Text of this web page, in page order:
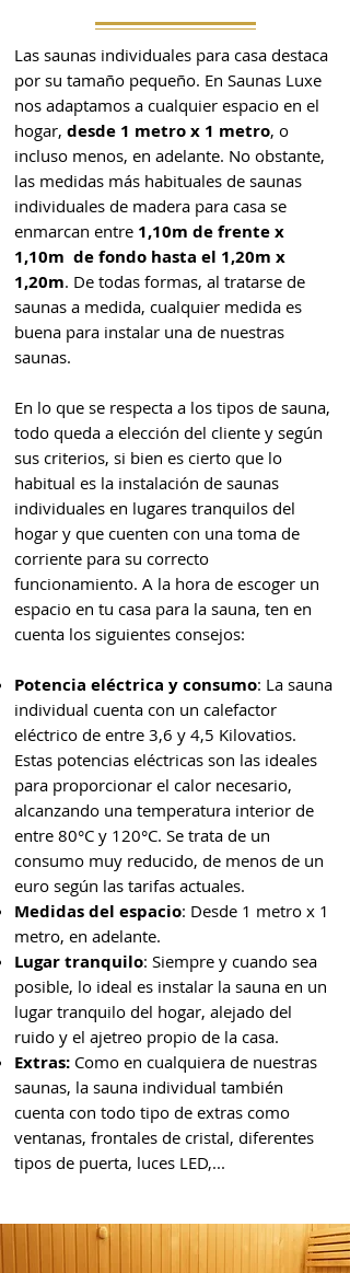
Las saunas individuales para casa destaca
por su tamaño pequeño. En Saunas Luxe
nos adaptamos a cualquier espacio en el
hogar, desde 1 metro x 1 metro, o
incluso menos, en adelante. No obstante,
las medidas más habituales de saunas
individuales de madera para casa se
enmarcan entre 1,10m de frente x
1,10m de fondo hasta el 1,20m x
1,20m. De todas formas, al tratarse de
saunas a medida, cualquier medida es
buena para instalar una de nuestras
saunas.
En lo que se respecta a los tipos de sauna,
todo queda a elección del cliente y según
sus criterios, si bien es cierto que lo
habitual es la instalación de saunas
individuales en lugares tranquilos del
hogar y que cuenten con una toma de
corriente para su correcto
funcionamiento. A la hora de escoger un
espacio en tu casa para la sauna, ten en
cuenta los siguientes consejos:
Potencia eléctrica y consumo: La sauna
individual cuenta con un calefactor
eléctrico de entre 3,6 y 4,5 Kilovatios.
Estas potencias eléctricas son las ideales
para proporcionar el calor necesario,
alcanzando una temperatura interior de
entre 80°C y 120°C. Se trata de un
consumo muy reducido, de menos de un
euro según las tarifas actuales.
Medidas del espacio: Desde 1 metro x 1
metro, en adelante.
Lugar tranquilo: Siempre y cuando sea
posible, lo ideal es instalar la sauna en un
lugar tranquilo del hogar, alejado del
ruido y el ajetreo propio de la casa.
Extras: Como en cualquiera de nuestras
saunas, la sauna individual también
cuenta con todo tipo de extras como
ventanas, frontales de cristal, diferentes
tipos de puerta, luces LED,...